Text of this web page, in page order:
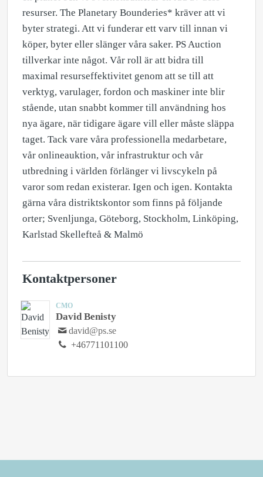
resurser. The Planetary Bounderies* kräver att vi
byter strategi. Att vi funderar ett varv till innan vi
köper, byter eller slänger våra saker. PS Auction
tillverkar inte något. Vår roll är att bidra till
maximal resurseffektivitet genom att se till att
verktyg, varulager, fordon och maskiner inte blir
stående, utan snabbt kommer till användning hos
nya ägare, när tidigare ägare vill eller måste släppa
taget. Tack vare våra professionella medarbetare,
vår onlineauktion, vår infrastruktur och vår
utbredning i världen förlänger vi livscykeln på
varor som redan existerar. Igen och igen. Kontakta
gärna våra distriktskontor som finns på följande
orter; Svenljunga, Göteborg, Stockholm, Linköping,
Karlstad Skellefteå & Malmö
Kontaktpersoner
CMO
David Benisty
david@ps.se
+46771101100